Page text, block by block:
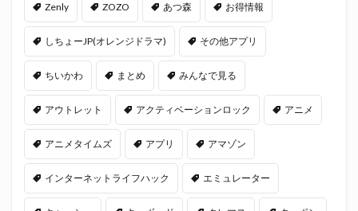
Zenly ZOZO あつ森 お得情報
しちょーJP(オレンジドラマ) その他アプリ
ちいかわ まとめ みんなで見る
アウトレット アクティベーションロック アニメ
アニメタイムズ アプリ アマゾン
インターネットライフハック エミュレーター